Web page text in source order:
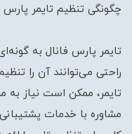
چگونگی تنظیم تایمر پارس
تایمر پارس فانال به
راحتی می‌توانند آن را
تایمر، ممکن است نیاز به
مشاوره با خدمات